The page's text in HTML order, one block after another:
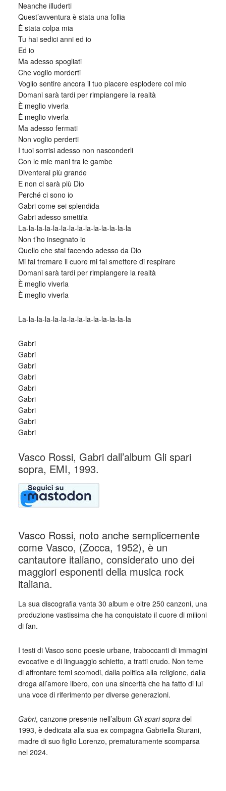
Neanche illuderti
Quest’avventura è stata una follia
È stata colpa mia
Tu hai sedici anni ed io
Ed io
Ma adesso spogliati
Che voglio morderti
Voglio sentire ancora il tuo piacere esplodere col mio
Domani sarà tardi per rimpiangere la realtà
È meglio viverla
È meglio viverla
Ma adesso fermati
Non voglio perderti
I tuoi sorrisi adesso non nasconderli
Con le mie mani tra le gambe
Diventerai più grande
E non ci sarà più Dio
Perché ci sono io
Gabri come sei splendida
Gabri adesso smettila
La-la-la-la-la-la-la-la-la-la-la-la-la-la
Non t’ho insegnato io
Quello che stai facendo adesso da Dio
Mi fai tremare il cuore mi fai smettere di respirare
Domani sarà tardi per rimpiangere la realtà
È meglio viverla
È meglio viverla
La-la-la-la-la-la-la-la-la-la-la-la-la-la
Gabri
Gabri
Gabri
Gabri
Gabri
Gabri
Gabri
Gabri
Gabri
Vasco Rossi, Gabri dall’album Gli spari
sopra, EMI, 1993.
Vasco Rossi, noto anche semplicemente
come Vasco, (Zocca, 1952), è un
cantautore italiano, considerato uno dei
maggiori esponenti della musica rock
italiana.
La sua discografia vanta 30 album e oltre 250 canzoni, una
produzione vastissima che ha conquistato il cuore di milioni
di fan.
I testi di Vasco sono poesie urbane, traboccanti di immagini
evocative e di linguaggio schietto, a tratti crudo. Non teme
di affrontare temi scomodi, dalla politica alla religione, dalla
droga all’amore libero, con una sincerità che ha fatto di lui
una voce di riferimento per diverse generazioni.
Gabri, canzone presente nell’album Gli spari sopradel
1993, è dedicata alla sua ex compagna Gabriella Sturani,
madre di suo figlio Lorenzo, prematuramente scomparsa
nel 2024.